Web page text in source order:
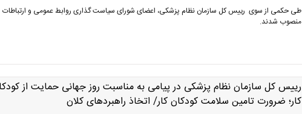
طی حکمی از سوی رییس کل سازمان نظام پزشکی، اعضای شورای سیاست گذاری روابط عمومی و ارتباطات
منصوب شدند.
رییس کل سازمان نظام پزشکی در پیامی به مناسبت روز جهانی حمایت از
کار؛ ضرورت تامین سلامت کودکان کار/ اتخاذ راهبردهای کلان